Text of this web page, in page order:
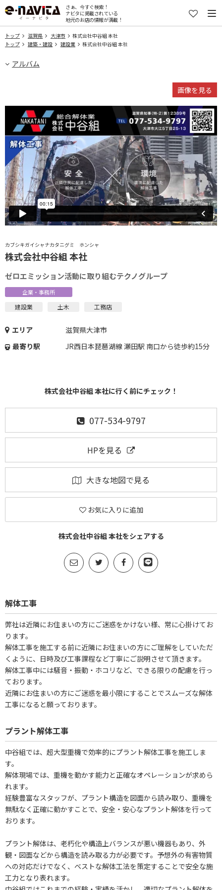
さぁ、今すぐ検索！
ナビタに掲載されている
地元のお店の情報が満載！
トップ 滋賀県 大津市
株式会社中谷組 本社
トップ
建築・建設 建設業 株式会社中谷組 本社
アルバム
カブシキガイシャナカタニグミ ホンシャ
株式会社中谷組 本社
ゼロエミッション活動に取り組むテクノグループ
企業・事務所
建設業 土木 工務店
エリア
滋賀県大津市
最寄り駅
JR西日本琵琶湖線 瀬田駅 南口から徒歩約15分
株式会社中谷組 本社に行く前にチェック！
077-534-9797
HPを見る
大きな地図で見る
お気に入りに追加
株式会社中谷組 本社をシェアする
画像を見る
解体工事
弊社は近隣にお住まいの方にご迷惑をかけない様、常に心掛けてお
ります。
解体工事を施工する前に近隣にお住まいの方にご理解をしていただ
くように、日時及び工事課程など丁寧にご説明させて頂きます。
解体工事中には騒音・振動・ホコリなど、できる限りの配慮を行っ
ております。
近隣にお住まいの方にご迷惑を最小限にすることでスムーズな解体
工事になると願っております。
プラント解体工事
中谷組では、超大型重機で効率的にプラント解体工事を施工しま
す。
解体現場では、重機を動かす能力と正確なオペレーションが求めら
れます。
経験豊富なスタッフが、プラント構造を図面から読み取り、重機を
無駄なく正確に動かすことで、安全・安心なプラント解体を行って
おります。
プラント解体は、老朽化や構造上バランスが悪い機器もあり、外
観・図面などから構造を読み取る力が必要です。予想外の有害物質
への対応だけでなく、ベストな解体工法を策定することで安全な施
工力となり表れます。